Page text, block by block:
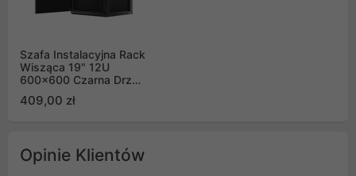
Szafa Instalacyjna Rack
Wisząca 19" 12U
600x600 Czarna Drzwi
Metalowe Lanberg (Flat
Pack)
409,00 zł
Opinie Klientów